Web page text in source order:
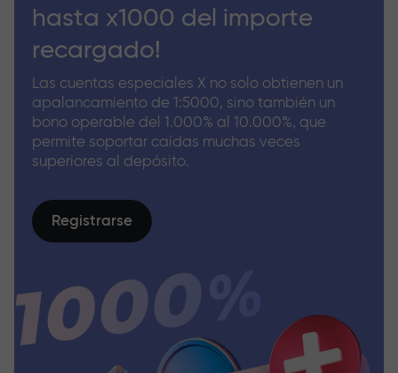
hasta x1000 del importe
recargado!
Las cuentas especiales X no solo obtienen un
apalancamiento de 1:5000, sino también un
bono operable del 1.000% al 10.000%, que
permite soportar caídas muchas veces
superiores al depósito.
Registrarse